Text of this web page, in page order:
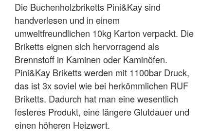
Die Buchenholzbriketts Pini&Kay sind
handverlesen und in einem
umweltfreundlichen 10kg Karton verpackt. Die
Briketts eignen sich hervorragend als
Brennstoff in Kaminen oder Kaminöfen.
Pini&Kay Briketts werden mit 1100bar Druck,
das ist 3x soviel wie bei herkömmlichen RUF
Briketts. Dadurch hat man eine wesentlich
festeres Produkt, eine längere Glutdauer und
einen höheren Heizwert.